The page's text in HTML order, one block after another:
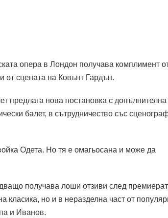
опера в Лондон получава комплимент
от сцената на Ковънт Гардън.
предлага нова постановка с допълнителна
балет, в сътрудничество със
Одета. Но тя е омагьосана и може да
получава лоши отзиви след
класика, но и в неразделна част от
и Иванов.